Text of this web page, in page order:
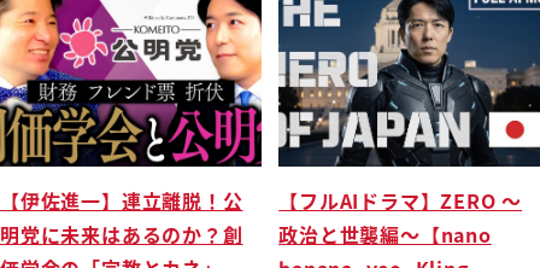
【伊佐進一】連立離脱！公
明党に未来はあるのか？創
【フルAIドラマ】ZERO 〜
政治と世襲編〜【nano